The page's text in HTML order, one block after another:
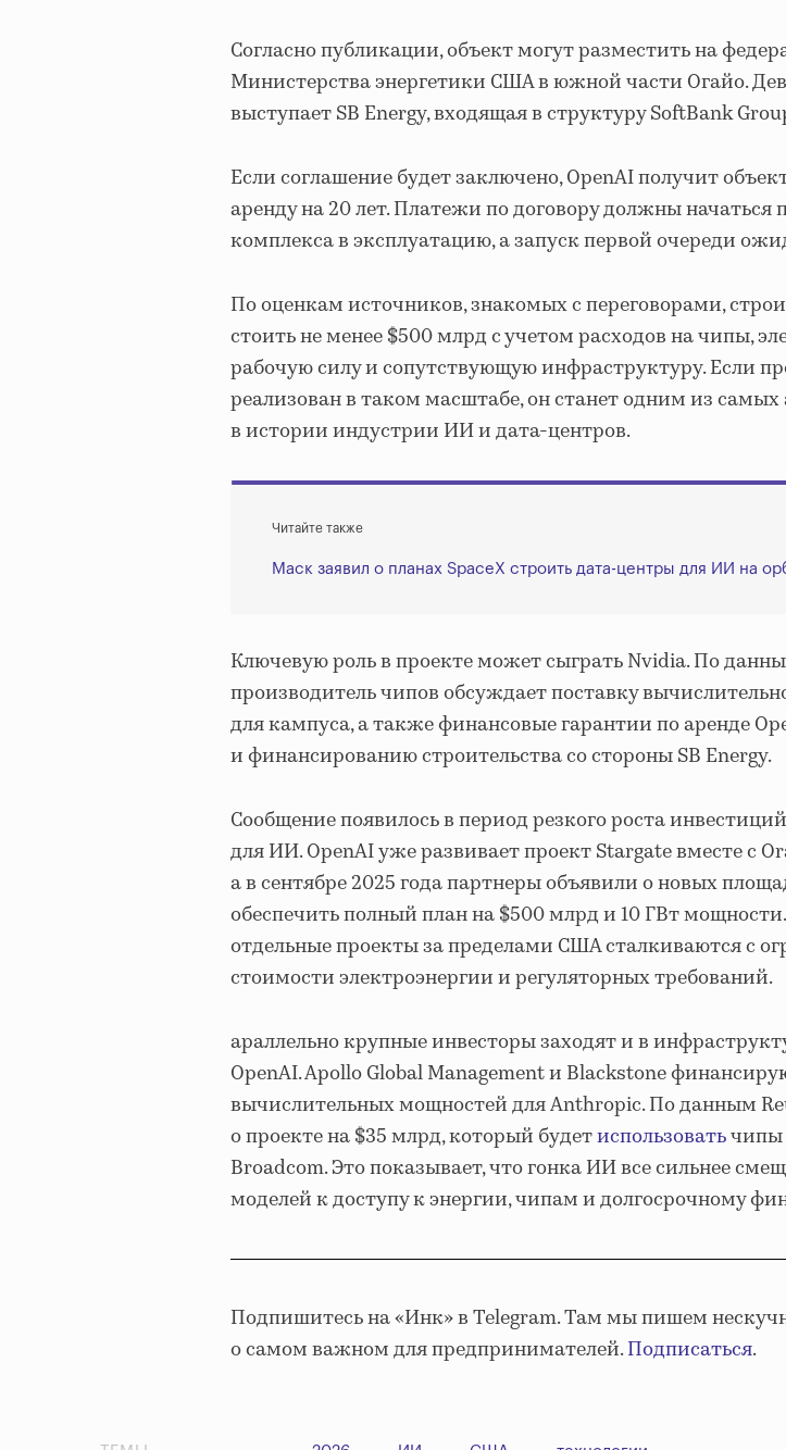
Согласно публикации, объект могут разместить на
Министерства энергетики США в южной части Огайо.
выступает SB Energy, входящая в структуру SoftBank
Если соглашение будет заключено, OpenAI получит
аренду на 20 лет. Платежи по договору должны начаться
комплекса в эксплуатацию, а запуск первой очереди
По оценкам источников, знакомых с переговорами,
стоить не менее $500 млрд с учетом расходов на чипы,
рабочую силу и сопутствующую инфраструктуру. Если
реализован в таком масштабе, он станет одним из
в истории индустрии ИИ и дата-центров.
Читайте также
Маск заявил о планах SpaceX строить дата-центры для ИИ на
Ключевую роль в проекте может сыграть Nvidia. По
производитель чипов обсуждает поставку
для кампуса, а также финансовые гарантии по аренде
и финансированию строительства со стороны SB Energy.
Сообщение появилось в период резкого роста
для ИИ. OpenAI уже развивает проект Stargate вместе с
а в сентябре 2025 года партнеры объявили о новых
обеспечить полный план на $500 млрд и 10 ГВт
отдельные проекты за пределами США сталкиваются с
стоимости электроэнергии и регуляторных требований.
араллельно крупные инвесторы заходят и в
OpenAI. Apollo Global Management и Blackstone
вычислительных мощностей для Anthropic. По данным
о проекте на $35 млрд, который будетиспользоватьчипы
Broadcom. Это показывает, что гонка ИИ все сильнее
моделей к доступу к энергии, чипам и долгосрочному
Подпишитесь на «Инк» в Telegram. Там мы пишем
о самом важном для предпринимателей.Подписаться.